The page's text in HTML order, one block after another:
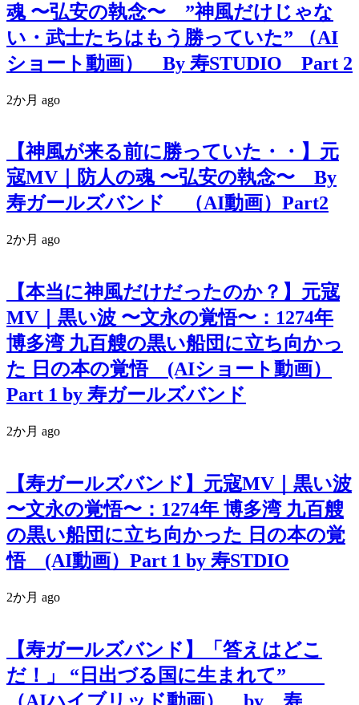
魂 〜弘安の執念〜 ”神風だけじゃな
い・武士たちはもう勝っていた” （AI
ショート動画） By 寿STUDIO Part 2
2か月 ago
【神風が来る前に勝っていた・・】元
寇MV｜防人の魂 〜弘安の執念〜 By
寿ガールズバンド （AI動画）Part2
2か月 ago
【本当に神風だけだったのか？】元寇
MV｜黒い波 〜文永の覚悟〜：1274年
博多湾 九百艘の黒い船団に立ち向かっ
た 日の本の覚悟 (AIショート動画）
Part 1 by 寿ガールズバンド
2か月 ago
【寿ガールズバンド】元寇MV｜黒い波
〜文永の覚悟〜：1274年 博多湾 九百艘
の黒い船団に立ち向かった 日の本の覚
悟 (AI動画）Part 1 by 寿STDIO
2か月 ago
【寿ガールズバンド】「答えはどこ
だ！」 “日出づる国に生まれて”